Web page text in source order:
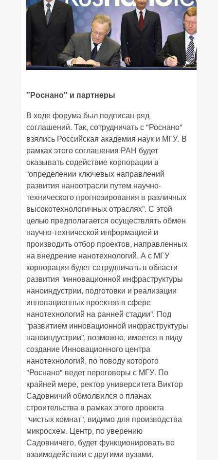
"Роснано" и партнеры
В ходе форума был подписан ряд
соглашений. Так, сотрудничать с "Роснано"
взялись Российская академия наук и МГУ. В
рамках этого соглашения РАН будет
оказывать содействие корпорации в
“определении ключевых направлений
развития наноотрасли путем научно-
технического прогнозирования в различных
высокотехнологичных отраслях”. С этой
целью предполагается осуществлять обмен
научно-технической информацией и
производить отбор проектов, направленных
на внедрение нанотехнологий. А с МГУ
корпорация будет сотрудничать в области
развития “инновационной инфраструктуры
наноиндустрии, подготовки и реализации
инновационных проектов в сфере
нанотехнологий на ранней стадии”. Под
“развитием инновационной инфраструктуры
наноиндустрии”, возможно, имеется в виду
создание Инновационного центра
нанотехнологий, по поводу которого
"Роснано" ведет переговоры с МГУ. По
крайней мере, ректор университета Виктор
Садовничий обмолвился о планах
строительства в рамках этого проекта
“чистых комнат”, видимо для производства
микросхем. Центр, по уверению
Садовничего, будет функционировать во
взаимодействии с другими вузами.